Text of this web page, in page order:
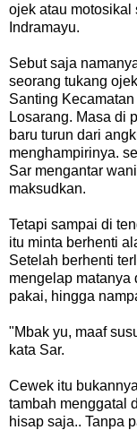
ojek atau motosikal
Indramayu.
Sebut saja
seorang tukang
Santing Kecamatan
Losarang. Masa di
baru turun dari
menghampirinya.
Sar mengantar
maksudkan.
Tetapi sampai di
itu minta berhenti
Setelah berhenti
mengelap matanya
pakai, hingga
"Mbak yu, maaf
kata Sar.
Cewek itu
tambah menggatal
hisap saja.. Tanpa